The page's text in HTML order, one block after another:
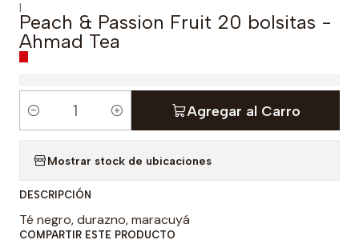
|
Peach & Passion Fruit 20 bolsitas -
Ahmad Tea
d
Agregar al Carro
Mostrar stock de ubicaciones
DESCRIPCIÓN
Té negro, durazno, maracuyá
COMPARTIR ESTE PRODUCTO